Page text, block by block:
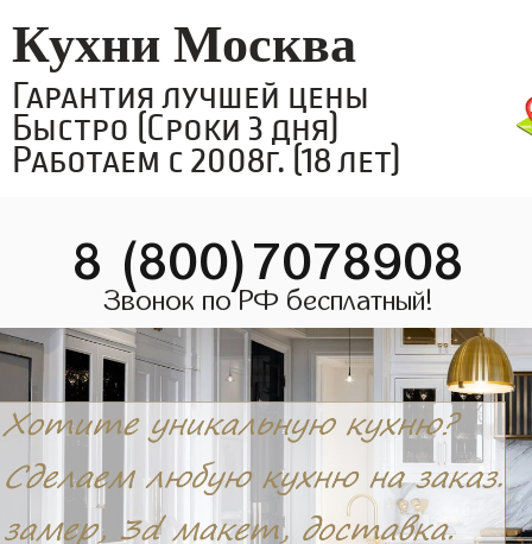
Кухни Москва
Гарантия лучшей цены
Быстро (Сроки 3 дня)
Работаем с 2008г. (18 лет)
8 (800)7078908
Звонок по РФ бесплатный!